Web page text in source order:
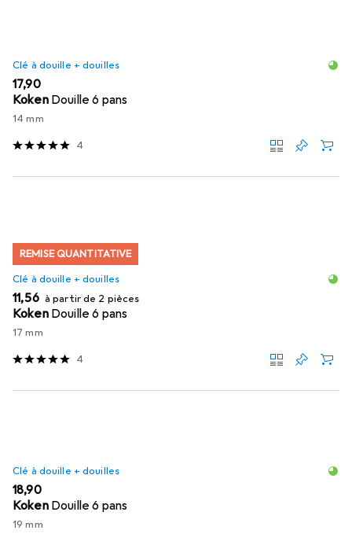
Clé à douille + douilles
EUR
17,90
Koken Douille 6 pans
14 mm
4
REMISE QUANTITATIVE
Clé à douille + douilles
EUR
11,56 à partir de 2 pièces
Koken Douille 6 pans
17 mm
4
Clé à douille + douilles
EUR
18,90
Koken Douille 6 pans
19 mm